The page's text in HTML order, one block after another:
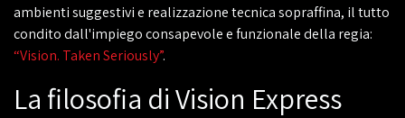
ambienti suggestivi e realizzazione tecnica sopraffina, il tutto
condito dall'impiego consapevole e funzionale della regia:
“Vision. Taken Seriously”.
La filosofia di Vision Express